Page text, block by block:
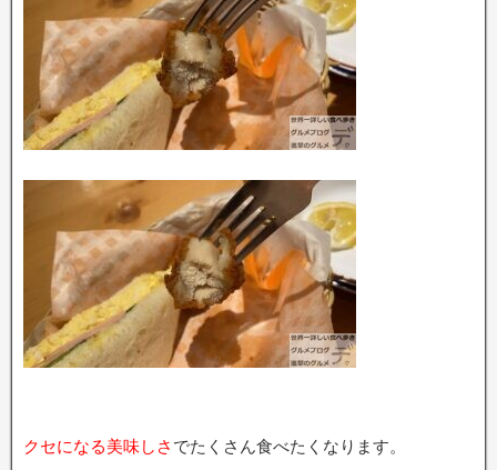
クセになる美味しさ でたくさん食べたくなります。